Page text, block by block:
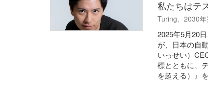
私たちはテ
Turing、2030
2025年5月20
が、日本の自
いっせい）
標とともに、
を超える）』